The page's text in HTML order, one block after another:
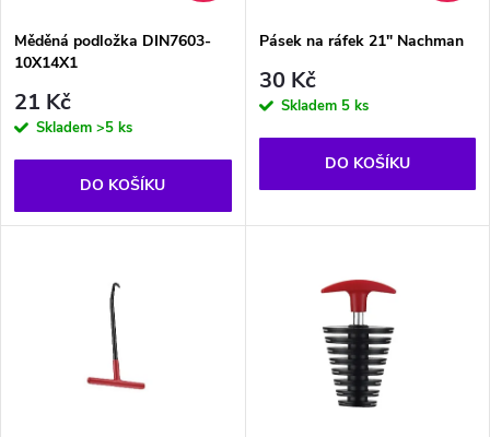
p
r
o
d
s
p
r
Měděná podložka DIN7603-
10X14X1
21 Kč
Skladem >5 ks
DO KOŠÍKU
Pásek na ráfek 21" Nachman
30 Kč
Skladem 5 ks
DO KOŠÍKU